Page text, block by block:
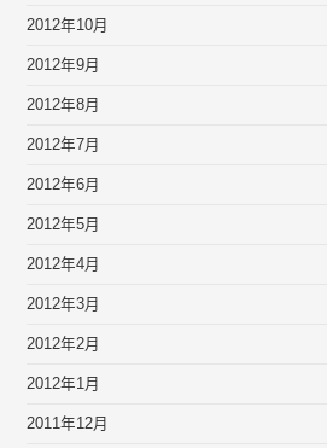
2012年10月
2012年9月
2012年8月
2012年7月
2012年6月
2012年5月
2012年4月
2012年3月
2012年2月
2012年1月
2011年12月